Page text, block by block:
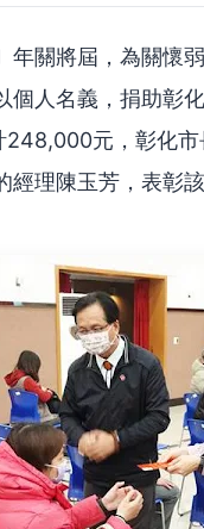
年關將屆，為關懷
個人名義，捐助彰
元，彰化
理陳玉芳，表彰